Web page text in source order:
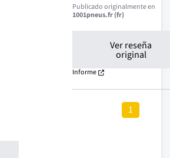
Publicado originalmente en
1001pneus.fr (fr)
Ver reseña
original
Informe
1